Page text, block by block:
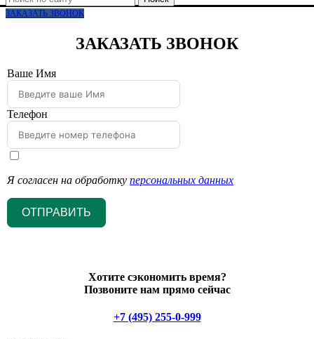
ЗАКАЗАТЬ ЗВОНОК
ЗАКАЗАТЬ ЗВОНОК
Ваше Имя
Телефон
Я согласен на обработку персональных данных
ОТПРАВИТЬ
Хотите сэкономить время?
Позвоните нам прямо сейчас
+7 (495) 255-0-999